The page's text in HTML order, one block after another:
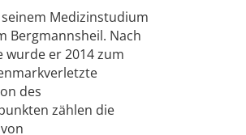
Medizinstudium
Bergmannsheil. Nach
er 2014 zum
des
zählen die